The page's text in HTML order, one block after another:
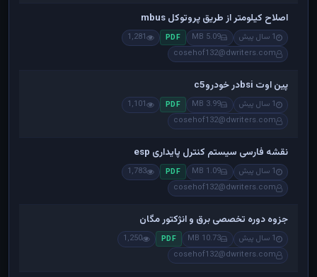
اصلاح کیلومتر از طریق پروتوکل mbus
1 سال پیش 5.09 MB
PDF
1,281
cosehof132@dwriters.com
پین اوت bsiدر خودروc5
1 سال پیش 3.99 MB
PDF
1,101
cosehof132@dwriters.com
نقشه فارسی سیستم کنترل پایداری esp
1 سال پیش 1.09 MB
PDF
1,783
cosehof132@dwriters.com
جزوه دوره تخصصی برق و انژکتور مگان
1 سال پیش 10.73 MB
PDF
1,250
cosehof132@dwriters.com